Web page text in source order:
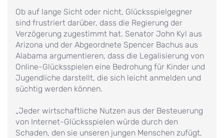
Ob auf lange Sicht oder nicht, Glücksspielgegner
sind frustriert darüber, dass die Regierung der
Verzögerung zugestimmt hat. Senator John Kyl aus
Arizona und der Abgeordnete Spencer Bachus aus
Alabama argumentieren, dass die Legalisierung von
Online-Glücksspielen eine Bedrohung für Kinder und
Jugendliche darstellt, die sich leicht anmelden und
süchtig werden können.
„Jeder wirtschaftliche Nutzen aus der Besteuerung
von Internet-Glücksspielen würde durch den
Schaden, den sie unseren jungen Menschen zufügt,